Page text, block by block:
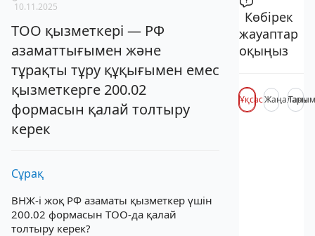
10.11.2025
ТОО қызметкері — РФ
азаматтығымен және
тұрақты тұру құқығымен емес
қызметкерге 200.02
формасын қалай толтыру
керек
Сұрақ
ВНЖ-і жоқ РФ азаматы қызметкер үшін
200.02 формасын ТОО-да қалай
толтыру керек?
Көбірек
жауаптар
оқыңыз
ҰқсасЖаңалары